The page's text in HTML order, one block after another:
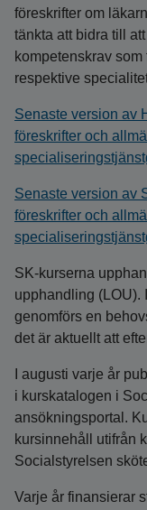
föreskrifter om
tänkta att bidra till
kompetenskrav
respektive
Senaste version av
föreskrifter och
Senaste version av
föreskrifter och
SK-kurserna
upphandling (LOU).
genomförs en
det är aktuellt att
I augusti varje år
i kurskatalogen i
ansökningsportal.
kursinnehåll utifrån
Socialstyrelsen
Varje år finansierar